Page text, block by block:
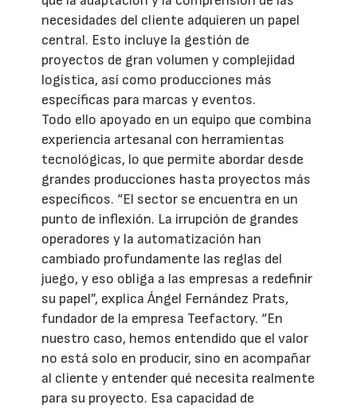
necesidades del cliente adquieren un papel
central. Esto incluye la gestión de
proyectos de gran volumen y complejidad
logística, así como producciones más
específicas para marcas y eventos.
Todo ello apoyado en un equipo que combina
experiencia artesanal con herramientas
tecnológicas, lo que permite abordar desde
grandes producciones hasta proyectos más
específicos. “El sector se encuentra en un
punto de inflexión. La irrupción de grandes
operadores y la automatización han
cambiado profundamente las reglas del
juego, y eso obliga a las empresas a redefinir
su papel”, explica Ángel Fernández Prats,
fundador de la empresa Teefactory. “En
nuestro caso, hemos entendido que el valor
no está solo en producir, sino en acompañar
al cliente y entender qué necesita realmente
para su proyecto. Esa capacidad de